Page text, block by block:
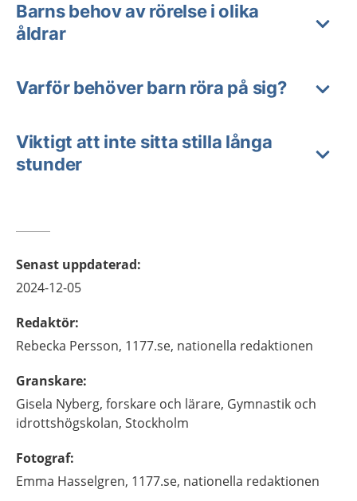
Barns behov av rörelse i olika
åldrar
Varför behöver barn röra på sig?
Viktigt att inte sitta stilla långa
stunder
Senast uppdaterad:
2024-12-05
Redaktör:
Rebecka Persson, 1177.se, nationella redaktionen
Granskare:
Gisela Nyberg, forskare och lärare, Gymnastik och
idrottshögskolan, Stockholm
Fotograf:
Emma Hasselgren, 1177.se, nationella redaktionen